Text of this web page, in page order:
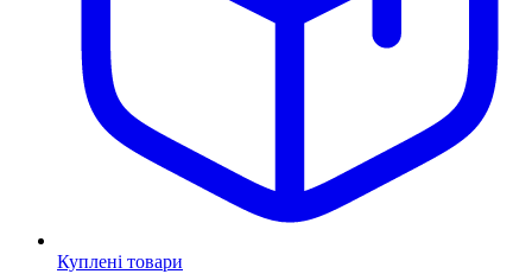
Куплені товари